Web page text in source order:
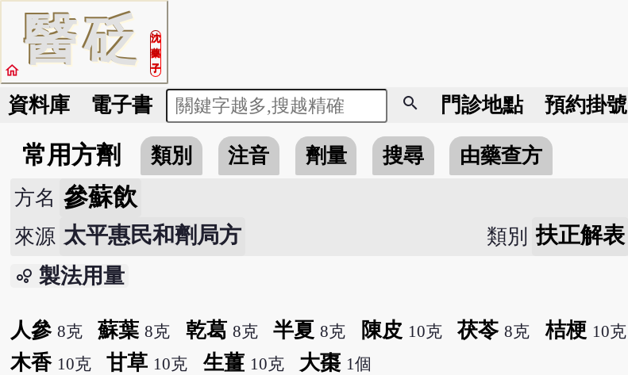
醫砭
沈
藥
子
home
資料庫 電子書 search 門診地點 預約掛號
常用方劑 類別 注音 劑量 搜尋 由藥查方
方名 參蘇飲
來源 太平惠民和劑局方 類別 扶正解表
bubble_chart 製法用量
人參 8克 蘇葉 8克 乾葛 8克 半夏 8克 陳皮 10克 茯苓 8克 桔梗 10克
木香 10克 甘草 10克 生薑 10克 大棗 1個